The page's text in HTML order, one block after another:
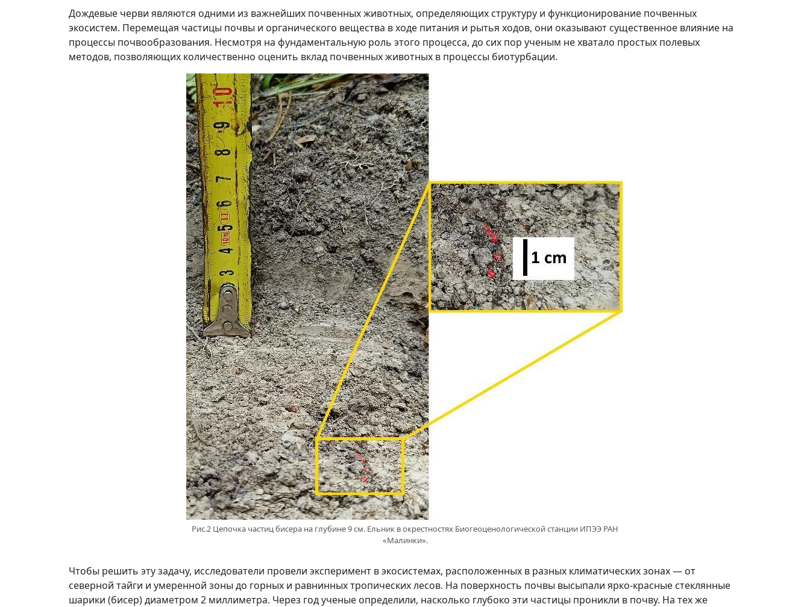
Дождевые черви являются одними из важнейших почвенных животных, определяющих структуру и функционирование почвенных
экосистем. Перемещая частицы почвы и органического вещества в ходе питания и рытья ходов, они оказывают существенное влияние на
процессы почвообразования. Несмотря на фундаментальную роль этого процесса, до сих пор ученым не хватало простых полевых
методов, позволяющих количественно оценить вклад почвенных животных в процессы биотурбации.
Рис.2 Цепочка частиц бисера на глубине 9 см. Ельник в окрестностях Биогеоценологической станции ИПЭЭ РАН
«Малинки».
Чтобы решить эту задачу, исследователи провели эксперимент в экосистемах, расположенных в разных климатических зонах — от
северной тайги и умеренной зоны до горных и равнинных тропических лесов. На поверхность почвы высыпали ярко-красные стеклянные
шарики (бисер) диаметром 2 миллиметра. Через год ученые определили, насколько глубоко эти частицы проникли в почву. На тех же